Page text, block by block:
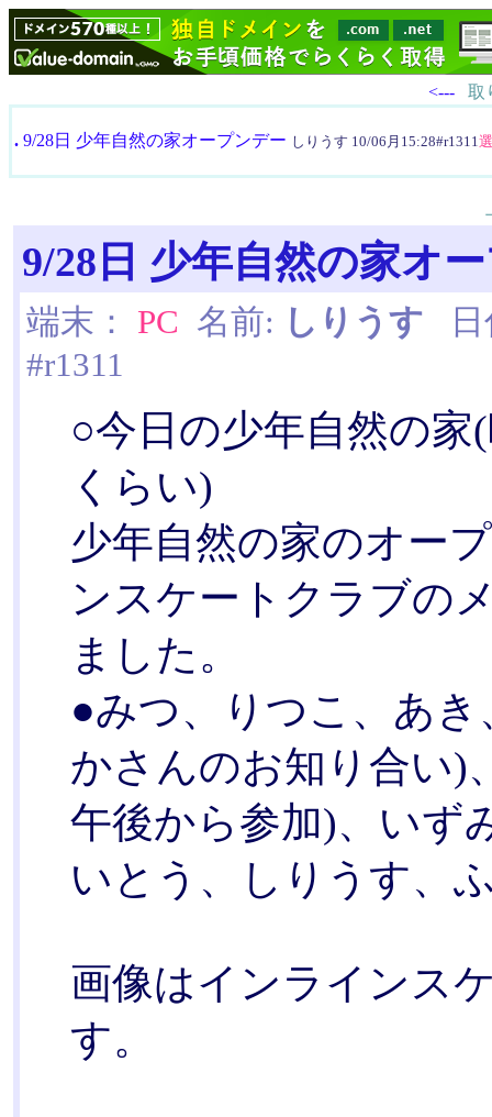
<--- 取
. 9/28日 少年自然の家オープンデー しりうす 10/06月15:28#r1311
9/28日 少年自然の家オ
端末： PC 名前: しりうす 日
#r1311
○今日の少年自然の
くらい)
少年自然の家のオー
ンスケートクラブの
ました。
●みつ、りつこ、あ
かさんのお知り合い)
午後から参加)、いず
いとう、しりうす、
画像はインラインス
す。